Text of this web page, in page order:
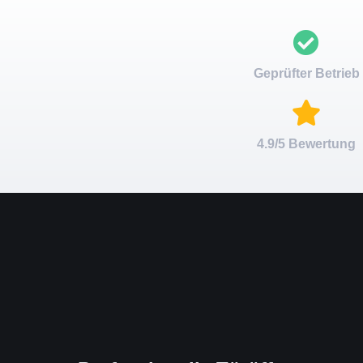
Geprüfter Betrieb
4.9/5 Bewertung